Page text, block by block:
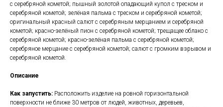
с серебряной кометой; пышный золотой опадающий купол с треском и
серебряной кометой; зелёная пальма с треском и серебряной кометой;
оригинальный красный салют с серебряным мерцанием и серебряной
кометой; красно-зелёный пион с серебряной кометой; трещащее облако с
серебряной кометой; красно-зелёная пальма с серебряной кометой;
серебряное мерцание с серебряной кометой; салют с громким взрывом и
серебряной кометой.
Описание
Как запустить: Расположить изделие на ровной горизонтальной
поверхности не ближе 30 метров от людей, животных, деревьев,